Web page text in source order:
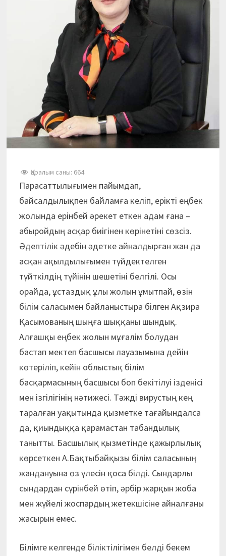
Қаралым саны: 664
Парасаттылығымен пайымдап,
байсалдылықпен байламға келіп, ерікті еңбек
жолында ерінбей әрекет еткен адам ғана –
абыройдың асқар биігінен көрінетіні сөзсіз.
Әдептілік әдебін әдетке айналдырған жан да
асқан ақылдылығымен түйдектелген
түйткілдің түйінін шешетіні белгілі. Осы
орайда, ұстаздық ұлы жолын ұмытпай, өзін
білім саласымен байланыстыра білген Ақзира
Қасымованың шыңға шыққаны шындық.
Алғашқы еңбек жолын мұғалім болудан
бастап мектеп басшысы лауазымына дейін
көтеріліп, кейін облыстық білім
басқармасының басшысы боп бекітілуі ізденісі
мен ізгілігінің нәтижесі. Тәжді вирустың кең
таралған уақытында қызметке тағайындалса
да, қиындыққа қарамастан табандылық
танытты. Басшылық қызметінде қажырлылық
көрсеткен А.Бақтыбайқызы білім саласының
жандануына өз үлесін қоса білді. Сындарлы
сындардан сүрінбей өтіп, әрбір жарқын жоба
мен жүйелі жоспардың жетекшісіне айналғаны
жасырын емес.
Білімге келгенде біліктілігімен белді бекем